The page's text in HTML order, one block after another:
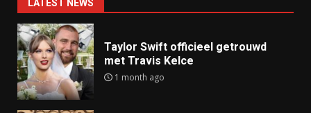
LATEST NEWS
Taylor Swift officieel getrouwd
met Travis Kelce
1 month ago